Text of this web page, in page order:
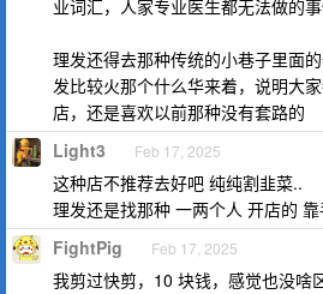
业词汇，人家专业医生都无法做的
理发还得去那种传统的小巷子里面
发比较火那个什么华来着，说明大
店，还是喜欢以前那种没有套路的
Light3 Feb 17, 2025
这种店不推荐去好吧 纯纯割韭菜..
理发还是找那种 一两个人 开店的
FightPig Feb 17, 2025
我剪过快剪，10 块钱，感觉也没啥